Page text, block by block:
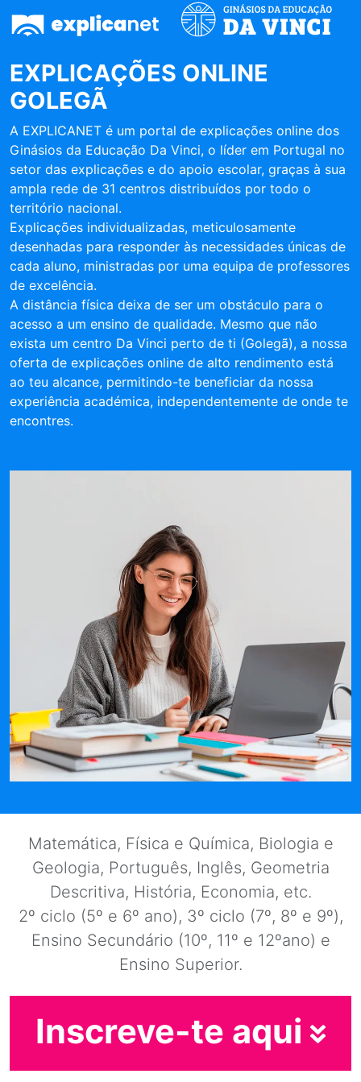
EXPLICAÇÕES ONLINE
GOLEGÃ
A EXPLICANET é um portal de explicações online dos
Ginásios da Educação Da Vinci, o líder em Portugal no
setor das explicações e do apoio escolar, graças à sua
ampla rede de 31 centros distribuídos por todo o
território nacional.
Explicações individualizadas, meticulosamente
desenhadas para responder às necessidades únicas de
cada aluno, ministradas por uma equipa de professores
de excelência.
A distância física deixa de ser um obstáculo para o
acesso a um ensino de qualidade. Mesmo que não
exista um centro Da Vinci perto de ti (Golegã), a nossa
oferta de explicações online de alto rendimento está
ao teu alcance, permitindo-te beneficiar da nossa
experiência académica, independentemente de onde te
encontres.
Matemática, Física e Química, Biologia e
Geologia, Português, Inglês, Geometria
Descritiva, História, Economia, etc.
2º ciclo (5º e 6º ano), 3º ciclo (7º, 8º e 9º),
Ensino Secundário (10º, 11º e 12ºano) e
Ensino Superior.
Inscreve-te aqui